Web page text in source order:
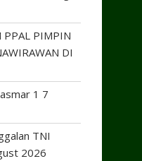
PPAL PIMPIN
DI
1 7
TNI
2026